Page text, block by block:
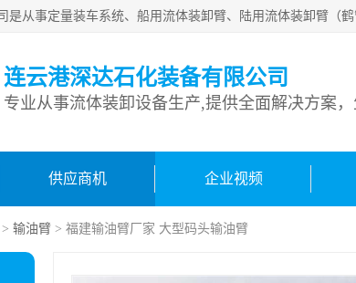
连云港深达石化装备有限公司
供应商机 企业视频
> 输油臂 > 福建输油臂厂家 大型码头输油臂